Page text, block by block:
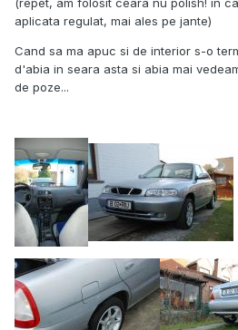
(repet, am folosit ceara nu polish! in
aplicata regulat, mai ales pe jante)
Cand sa ma apuc si de interior s-o
d'abia in seara asta si abia mai
de poze...